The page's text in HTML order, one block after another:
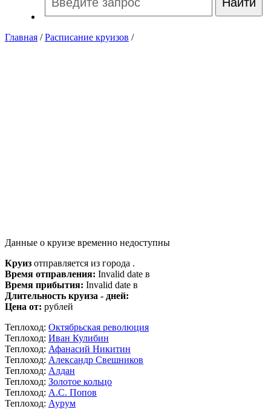
Главная /Расписание круизов /
Данные о круизе временно недоступны
Круиз отправляется из города .
Время отправления: Invalid date в
Время прибытия: Invalid date в
Длительность круиза - дней:
Цена от: рублей
Теплоход: Октябрьская революция
Теплоход: Иван Кулибин
Теплоход: Афанасий Никитин
Теплоход: Александр Свешников
Теплоход: Алдан
Теплоход: Золотое кольцо
Теплоход: А.С. Попов
Теплоход: Аурум